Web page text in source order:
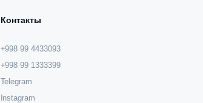
Контакты
+998 99 4433093
+998 99 1333399
Telegram
Instagram